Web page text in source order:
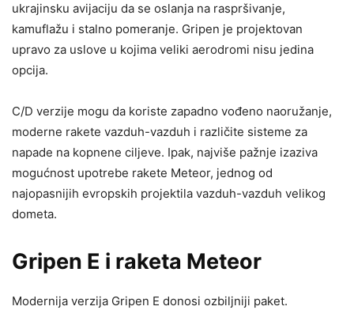
ukrajinsku avijaciju da se oslanja na raspršivanje,
kamuflažu i stalno pomeranje. Gripen je projektovan
upravo za uslove u kojima veliki aerodromi nisu jedina
opcija.
C/D verzije mogu da koriste zapadno vođeno naoružanje,
moderne rakete vazduh-vazduh i različite sisteme za
napade na kopnene ciljeve. Ipak, najviše pažnje izaziva
mogućnost upotrebe rakete Meteor, jednog od
najopasnijih evropskih projektila vazduh-vazduh velikog
dometa.
Gripen E i raketa Meteor
Modernija verzija Gripen E donosi ozbiljniji paket.